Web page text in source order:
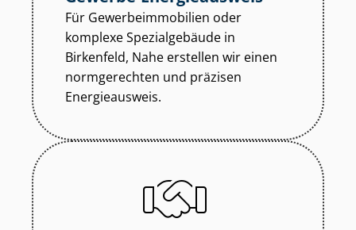
Für Ge­wer­be­im­mo­bi­li­en oder
komplexe Spezialgebäude in
Birkenfeld, Nahe erstellen wir einen
normgerechten und präzisen
Energieausweis.